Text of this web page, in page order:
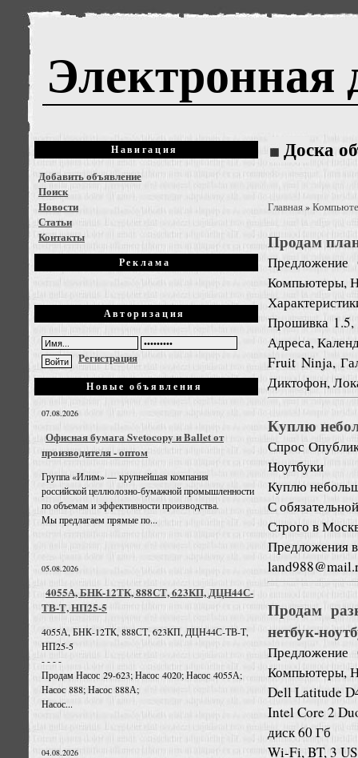
Электронная
Навигация
Добавить объявление
Поиск
Новости
Статьи
Контакты
Реклама
Авторизация
Регистрация
Новые объявления
07.08.2026
Офисная бумага Svetocopy и Ballet от
производителя - оптом
Группа «Илим» — крупнейшая компания
российской целлюлозно-бумажной промышленности
по объемам и эффективности производства.
Мы предлагаем прямые по...
05.08.2026
4055А, БНК-12ТК, 888СТ, 623КП, ДЦН44С-
ТВ-Т, НП25-5
4055А, БНК-12ТК, 888СТ, 623КП, ДЦН44С-ТВ-Т,
НП25-5
- - - -
Продам Насос 29-623; Насос 4020; Насос 4055А;
Насос 888; Насос 888А;
Насос...
04.08.2026
Доска
Главная»
Продам
Предложение
Компьютеры,
Прошивка 1.5,
Адреса,
Fruit Ninja,
Диктофон,
Куплю
Спрос
Ноутбуки
Куплю
С
Строго в
Предложения
Продам
нетбук-
Предложение
Компьютеры,
Dell Latitude
Intel Core 2
диск 60 Гб
Wi-Fi, BT, 3